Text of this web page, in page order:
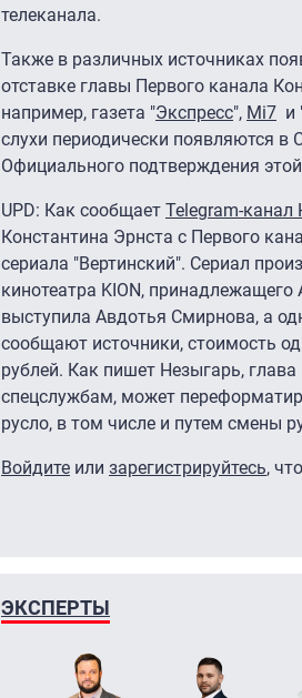
телеканала.
Также в различных источниках
отставке главы Первого канала
например, газета "Экспресс", Mi7 и
слухи периодически появляются
Официального подтверждения
UPD: Как сообщает Telegram-канал
Константина Эрнста с Первого
сериала "Вертинский". Сериал
кинотеатра KION,
выступила Авдотья Смирнова, а
сообщают источники, стоимость
рублей. Как пишет Незыгарь,
спецслужбам, может
русло, в том числе и путем смены
Войдите или зарегистрируйтесь,
ЭКСПЕРТЫ